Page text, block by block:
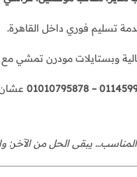
تسليم فوري داخل القاهرة.
وبستايلات مودرن تمشي
01145994228 –
يبقى الحل من الآخر: